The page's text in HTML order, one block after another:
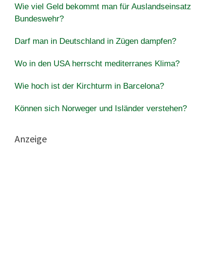
Wie viel Geld bekommt man für Auslandseinsatz
Bundeswehr?
Darf man in Deutschland in Zügen dampfen?
Wo in den USA herrscht mediterranes Klima?
Wie hoch ist der Kirchturm in Barcelona?
Können sich Norweger und Isländer verstehen?
Anzeige